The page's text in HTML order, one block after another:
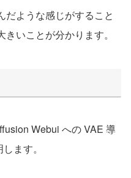
だような感じがすること
いことが分かります。
Webui への VAE 導
ます。